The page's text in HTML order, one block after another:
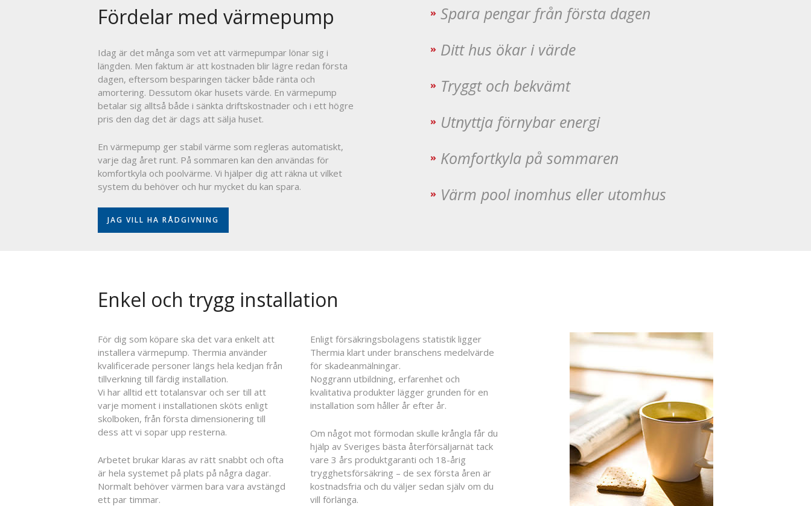
Fördelar med värmepump
Idag är det många som vet att värmepumpar lönar sig i
längden. Men faktum är att kostnaden blir lägre redan första
dagen, eftersom besparingen täcker både ränta och
amortering. Dessutom ökar husets värde. En värmepump
betalar sig alltså både i sänkta driftskostnader och i ett högre
pris den dag det är dags att sälja huset.
En värmepump ger stabil värme som regleras automatiskt,
varje dag året runt. På sommaren kan den användas för
komfortkyla och poolvärme. Vi hjälper dig att räkna ut vilket
system du behöver och hur mycket du kan spara.
JAG VILL HA RÅDGIVNING
Spara pengar från första dagen
Ditt hus ökar i värde
Tryggt och bekvämt
Utnyttja förnybar energi
Komfortkyla på sommaren
Värm pool inomhus eller utomhus
Enkel och trygg installation
För dig som köpare ska det vara enkelt att
installera värmepump. Thermia använder
kvalificerade personer längs hela kedjan från
tillverkning till färdig installation.
Vi har alltid ett totalansvar och ser till att
varje moment i installationen sköts enligt
skolboken, från första dimensionering till
dess att vi sopar upp resterna.
Arbetet brukar klaras av rätt snabbt och ofta
är hela systemet på plats på några dagar.
Normalt behöver värmen bara vara avstängd
ett par timmar.
Enligt försäkringsbolagens statistik ligger
Thermia klart under branschens medelvärde
för skadeanmälningar.
Noggrann utbildning, erfarenhet och
kvalitativa produkter lägger grunden för en
installation som håller år efter år.
Om något mot förmodan skulle krångla får du
hjälp av Sveriges bästa återförsäljarnät tack
vare 3 års produktgaranti och 18-årig
trygghetsförsäkring – de sex första åren är
kostnadsfria och du väljer sedan själv om du
vill förlänga.